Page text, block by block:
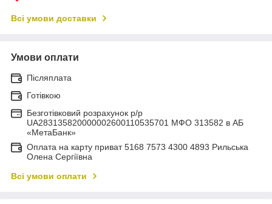
Всі умови доставки
Умови оплати
Післяплата
Готівкою
Безготівковий розрахунок р/р
UA283135820000002600110535701 МФО 313582 в АБ
«МетаБанк»
Оплата на карту приват 5168 7573 4300 4893 Рильська
Олена Сергіївна
Всі умови оплати